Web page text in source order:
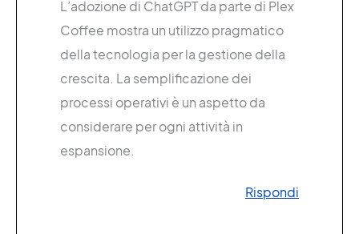
L’adozione di ChatGPT da parte di Plex
Coffee mostra un utilizzo pragmatico
della tecnologia per la gestione della
crescita. La semplificazione dei
processi operativi è un aspetto da
considerare per ogni attività in
espansione.
Rispondi